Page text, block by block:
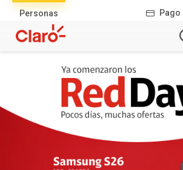
Personas Pago
productos